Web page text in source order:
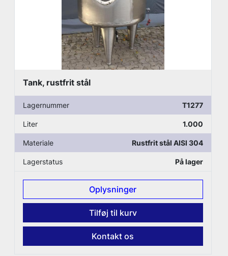
Tank, rustfrit stål
Lagernummer T1277
Liter 1.000
Materiale Rustfrit stål AISI 304
Lagerstatus På lager
Oplysninger
Tilføj til kurv
Kontakt os